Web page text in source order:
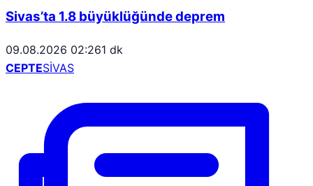
Sivas’ta 1.8 büyüklüğünde deprem
09.08.2026 02:261 dk
CEPTESİVAS